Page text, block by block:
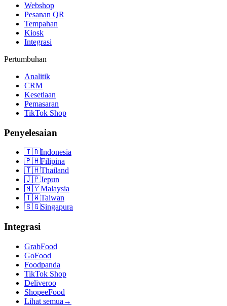
Webshop
Pesanan QR
Tempahan
Kiosk
Integrasi
Pertumbuhan
Analitik
CRM
Kesetiaan
Pemasaran
TikTok Shop
Penyelesaian
🇮🇩Indonesia
🇵🇭Filipina
🇹🇭Thailand
🇯🇵Jepun
🇲🇾Malaysia
🇹🇼Taiwan
🇸🇬Singapura
Integrasi
GrabFood
GoFood
Foodpanda
TikTok Shop
Deliveroo
ShopeeFood
Lihat semua →